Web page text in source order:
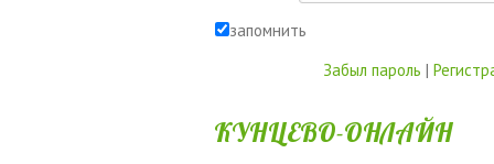
запомнить
Забыл пароль |
КУНЦЕВО-ОНЛАЙН